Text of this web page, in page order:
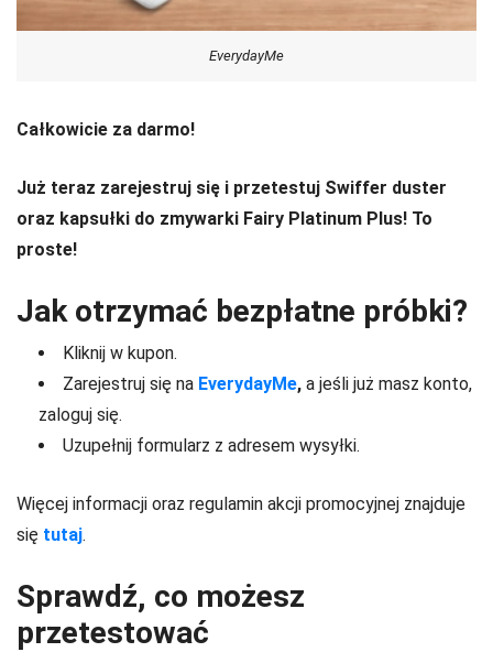
EverydayMe
Całkowicie za darmo!
Już teraz zarejestruj się i przetestuj Swiffer duster
oraz kapsułki do zmywarki Fairy Platinum Plus! To
proste!
Jak otrzymać bezpłatne próbki?
Kliknij w kupon.
Zarejestruj się na EverydayMe, a jeśli już masz konto,
zaloguj się.
Uzupełnij formularz z adresem wysyłki.
Więcej informacji oraz regulamin akcji promocyjnej znajduje
się tutaj.
Sprawdź, co możesz
przetestować